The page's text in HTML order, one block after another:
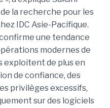
la recherche pour les
IDC Asie-Pacifique.
une tendance
modernes de
exploitent de plus en
de confiance, des
privilèges excessifs,
sur des logiciels